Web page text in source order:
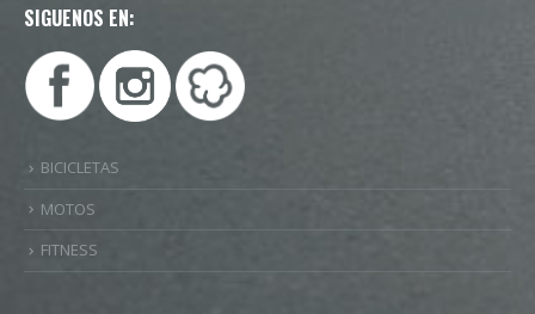
SIGUENOS EN:
BICICLETAS
MOTOS
FITNESS